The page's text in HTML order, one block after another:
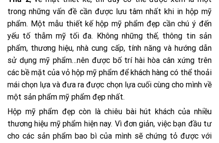
trong những vấn đề cần được lưu tâm nhất khi in hộp mỹ
phẩm. Một mẫu thiết kế hộp mỹ phẩm đẹp cần chú ý đến
yếu tố thẫm mỹ tối đa. Không những thế, thông tin sản
phẩm, thương hiệu, nhà cung cấp, tính năng và hướng dẫn
sử dụng mỹ phẩm…nên được bố trí hài hòa cân xứng trên
các bề mặt của vỏ hộp mỹ phẩm để khách hàng có thể thoải
mái chọn lựa và đưa ra được chọn lựa cuối cùng cho mình về
một sản phẩm mỹ phẩm đẹp nhất.
Hộp mỹ phẩm đẹp còn là chiêu bài hút khách của nhiều
thương hiệu mỹ phẩm hiện nay. Vì đơn giản, việc bạn đầu tư
cho các sản phẩm bao bì của mình sẽ chứng tỏ được với